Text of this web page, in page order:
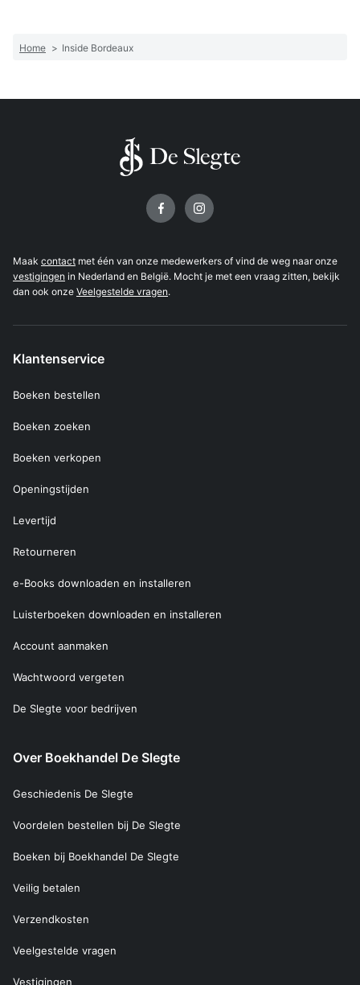
Home > Inside Bordeaux
Maak contact met één van onze medewerkers of vind de weg naar onze
vestigingen in Nederland en België. Mocht je met een vraag zitten, bekijk
dan ook onze Veelgestelde vragen.
Klantenservice
Boeken bestellen
Boeken zoeken
Boeken verkopen
Openingstijden
Levertijd
Retourneren
e-Books downloaden en installeren
Luisterboeken downloaden en installeren
Account aanmaken
Wachtwoord vergeten
De Slegte voor bedrijven
Over Boekhandel De Slegte
Geschiedenis De Slegte
Voordelen bestellen bij De Slegte
Boeken bij Boekhandel De Slegte
Veilig betalen
Verzendkosten
Veelgestelde vragen
Vestigingen